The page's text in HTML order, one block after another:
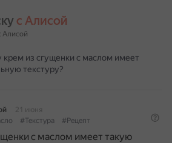
с Алисой
Алисой
из сгущенки с маслом имеет
текстуру?
21 июня
#Текстура #Рецепт
с маслом имеет такую